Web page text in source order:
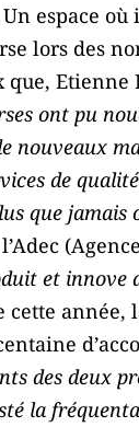
espace
lors des
Etienne
ont pu
nouveaux
de
que jamais
et innove
année,
des deux
la